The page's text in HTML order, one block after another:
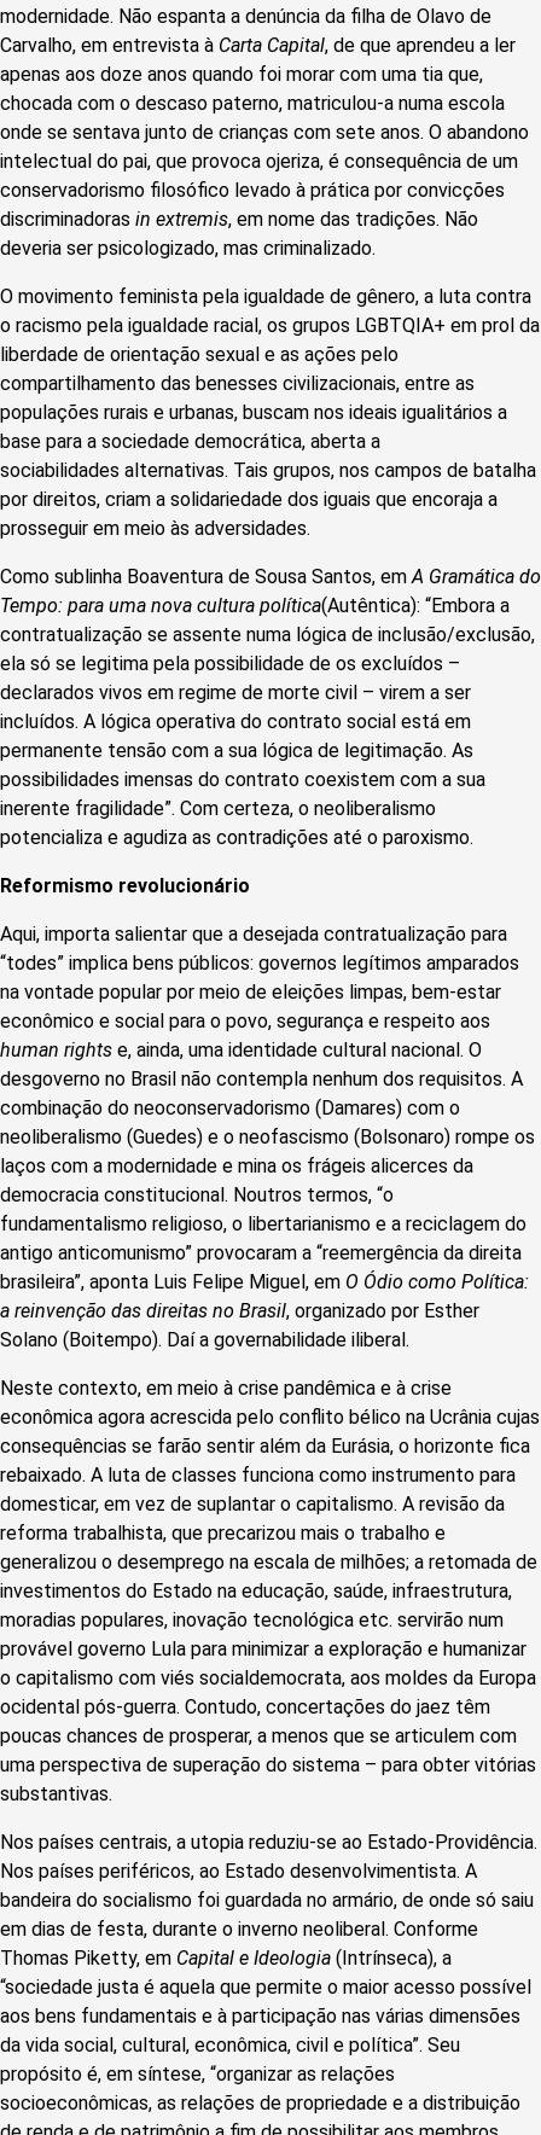
modernidade. Não espanta a denúncia da filha de Olavo de
Carvalho, em entrevista à Carta Capital, de que aprendeu a ler
apenas aos doze anos quando foi morar com uma tia que,
chocada com o descaso paterno, matriculou-a numa escola
onde se sentava junto de crianças com sete anos. O abandono
intelectual do pai, que provoca ojeriza, é consequência de um
conservadorismo filosófico levado à prática por convicções
discriminadoras in extremis, em nome das tradições. Não
deveria ser psicologizado, mas criminalizado.
O movimento feminista pela igualdade de gênero, a luta contra
o racismo pela igualdade racial, os grupos LGBTQIA+ em prol da
liberdade de orientação sexual e as ações pelo
compartilhamento das benesses civilizacionais, entre as
populações rurais e urbanas, buscam nos ideais igualitários a
base para a sociedade democrática, aberta a
sociabilidades alternativas. Tais grupos, nos campos de batalha
por direitos, criam a solidariedade dos iguais que encoraja a
prosseguir em meio às adversidades.
Como sublinha Boaventura de Sousa Santos, em A Gramática do
Tempo: para uma nova cultura política(Autêntica): “Embora a
contratualização se assente numa lógica de inclusão/exclusão,
ela só se legitima pela possibilidade de os excluídos –
declarados vivos em regime de morte civil – virem a ser
incluídos. A lógica operativa do contrato social está em
permanente tensão com a sua lógica de legitimação. As
possibilidades imensas do contrato coexistem com a sua
inerente fragilidade”. Com certeza, o neoliberalismo
potencializa e agudiza as contradições até o paroxismo.
Reformismo revolucionário
Aqui, importa salientar que a desejada contratualização para
“todes” implica bens públicos: governos legítimos amparados
na vontade popular por meio de eleições limpas, bem-estar
econômico e social para o povo, segurança e respeito aos
human rights e, ainda, uma identidade cultural nacional. O
desgoverno no Brasil não contempla nenhum dos requisitos. A
combinação do neoconservadorismo (Damares) com o
neoliberalismo (Guedes) e o neofascismo (Bolsonaro) rompe os
laços com a modernidade e mina os frágeis alicerces da
democracia constitucional. Noutros termos, “o
fundamentalismo religioso, o libertarianismo e a reciclagem do
antigo anticomunismo” provocaram a “reemergência da direita
brasileira”, aponta Luis Felipe Miguel, em O Ódio como Política:
a reinvenção das direitas no Brasil, organizado por Esther
Solano (Boitempo). Daí a governabilidade iliberal.
Neste contexto, em meio à crise pandêmica e à crise
econômica agora acrescida pelo conflito bélico na Ucrânia cujas
consequências se farão sentir além da Eurásia, o horizonte fica
rebaixado. A luta de classes funciona como instrumento para
domesticar, em vez de suplantar o capitalismo. A revisão da
reforma trabalhista, que precarizou mais o trabalho e
generalizou o desemprego na escala de milhões; a retomada de
investimentos do Estado na educação, saúde, infraestrutura,
moradias populares, inovação tecnológica etc. servirão num
provável governo Lula para minimizar a exploração e humanizar
o capitalismo com viés socialdemocrata, aos moldes da Europa
ocidental pós-guerra. Contudo, concertações do jaez têm
poucas chances de prosperar, a menos que se articulem com
uma perspectiva de superação do sistema – para obter vitórias
substantivas.
Nos países centrais, a utopia reduziu-se ao Estado-Providência.
Nos países periféricos, ao Estado desenvolvimentista. A
bandeira do socialismo foi guardada no armário, de onde só saiu
em dias de festa, durante o inverno neoliberal. Conforme
Thomas Piketty, em Capital e Ideologia (Intrínseca), a
“sociedade justa é aquela que permite o maior acesso possível
aos bens fundamentais e à participação nas várias dimensões
da vida social, cultural, econômica, civil e política”. Seu
propósito é, em síntese, “organizar as relações
socioeconômicas, as relações de propriedade e a distribuição